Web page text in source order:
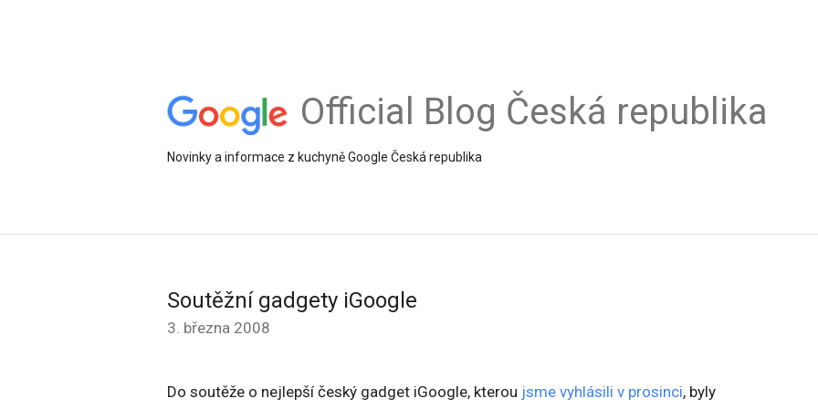
Official Blog Česká republika
Novinky a informace z kuchyně Google Česká republika
Soutěžní gadgety iGoogle
3. března 2008
Do soutěže o nejlepší český gadget iGoogle, kterou jsme vyhlásili v prosinci, byly